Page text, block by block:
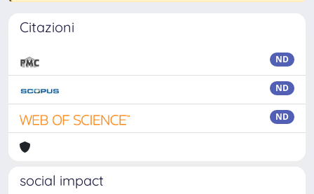
Citazioni
ND
ND
ND
social impact